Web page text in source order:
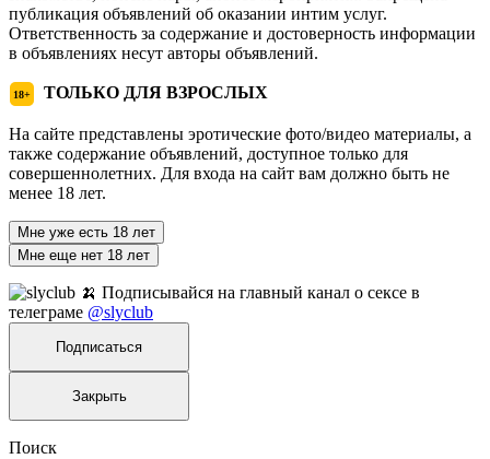
публикация объявлений об оказании интим услуг.
Ответственность за содержание и достоверность информации
в объявлениях несут авторы объявлений.
18+ ТОЛЬКО ДЛЯ ВЗРОСЛЫХ
На сайте представлены эротические фото/видео материалы, а
также содержание объявлений, доступное только для
совершеннолетних. Для входа на сайт вам должно быть не
менее 18 лет.
Мне уже есть 18 лет
Мне еще нет 18 лет
🍌 Подписывайся на главный канал о сексе в
телеграме @slyclub
Подписаться
Закрыть
Поиск